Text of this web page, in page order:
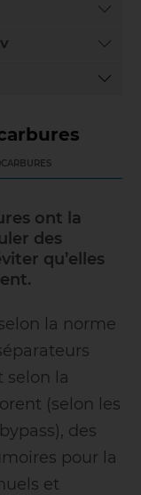
ont la
des
qu’elles
la norme
selon la
(selon les
des
pour la
et